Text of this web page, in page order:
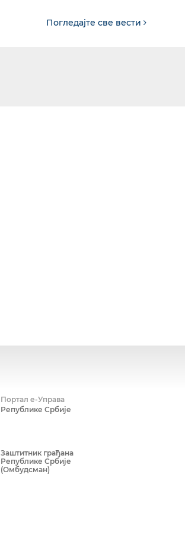
Погледајте све вести
Портал е-Управа
Републике Србије
Заштитник грађана
Републике Србије
(Омбудсман)